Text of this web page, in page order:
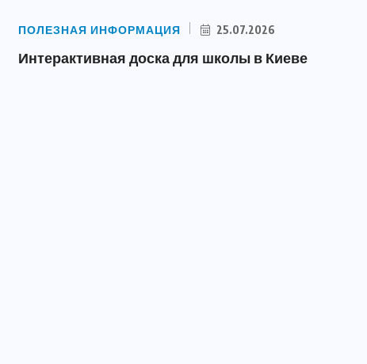
ПОЛЕЗНАЯ ИНФОРМАЦИЯ 25.07.2026
Интерактивная доска для школы в Киеве